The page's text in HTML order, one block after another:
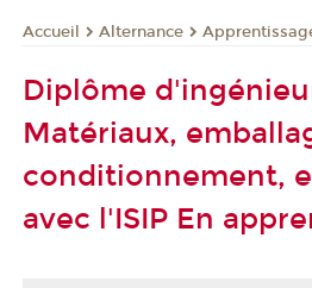
Accueil Alternance
Diplôme
Matériaux,
conditionnement,
avec l'ISIP En